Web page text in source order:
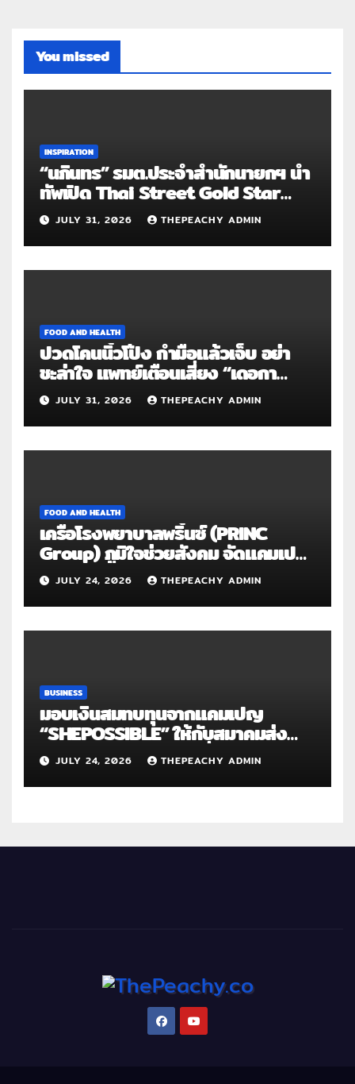
You missed
INSPIRATION
“นภินทร” รมต.ประจำสำนักนายกฯ นำ
ทัพเปิด Thai Street Gold Star
Roadshow 3 จังหวัดต้นแบบ
JULY 31, 2026 THEPEACHY ADMIN
FOOD AND HEALTH
ปวดโคนนิ้วโป้ง กำมือแล้วเจ็บ อย่า
ชะล่าใจ แพทย์เตือนเสี่ยง “เดอกา
แวง” โรคปลอกหุ้มเอ็นอักเสบจากการ
ใช้งานซ้ำ
JULY 31, 2026 THEPEACHY ADMIN
FOOD AND HEALTH
เครือโรงพยาบาลพริ้นซ์ (PRINC
Group) ภูมิใจช่วยสังคม จัดแคมเปญ
ใหญ่ระดับประเทศ “PRINC ผสาน :
สานต่อการให้ไม่สิ้นสุด”
JULY 24, 2026 THEPEACHY ADMIN
BUSINESS
มอบเงินสมทบทุนจากแคมเปญ
“SHEPOSSIBLE” ให้กับสมาคมส่ง
เสริมสถานภาพสตรีฯ เนื่องในวันสตรี
สากล 2569
JULY 24, 2026 THEPEACHY ADMIN